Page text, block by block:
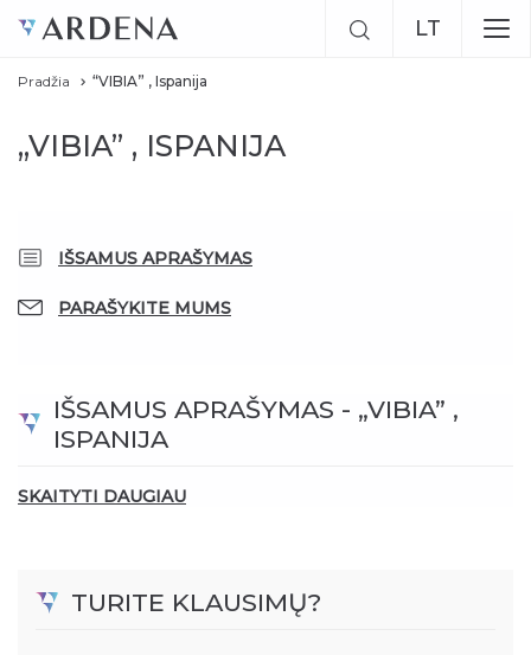
LT
Pradžia “VIBIA” , Ispanija
„VIBIA” , ISPANIJA
IŠSAMUS APRAŠYMAS
PARAŠYKITE MUMS
IŠSAMUS APRAŠYMAS - „VIBIA” ,
ISPANIJA
SKAITYTI DAUGIAU
TURITE KLAUSIMŲ?